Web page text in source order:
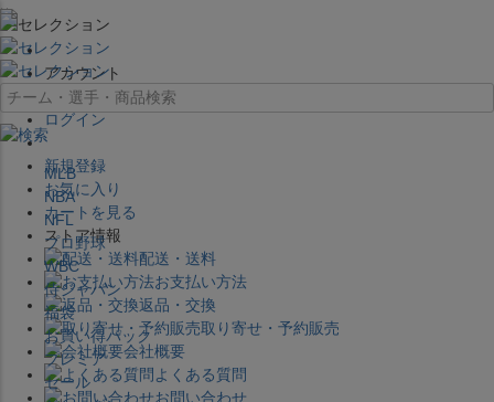
×
アカウント
ログイン
新規登録
お気に入り
カートを見る
ストア情報
配送・送料
お支払い方法
返品・交換
取り寄せ・予約販売
会社概要
よくある質問
お問い合わせ
MLB
NBA
NFL
プロ野球
WBC
侍ジャパン
福袋
お買い得パック
プレミア
セール